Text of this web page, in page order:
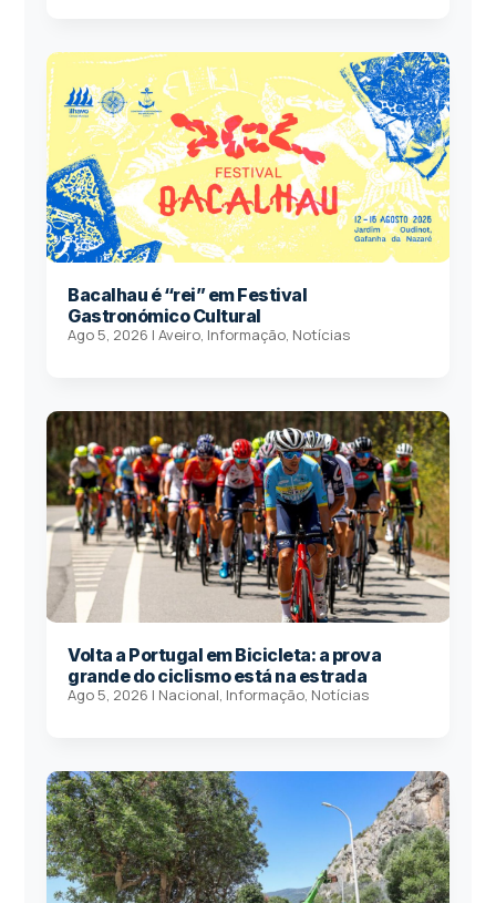
Bacalhau é “rei” em Festival
Gastronómico Cultural
Ago 5, 2026 |Aveiro, Informação, Notícias
Volta a Portugal em Bicicleta: a prova
grande do ciclismo está na estrada
Ago 5, 2026 | Nacional, Informação, Notícias